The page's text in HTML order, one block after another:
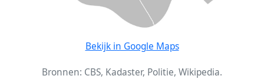
Bekijk in Google Maps
Bronnen: CBS, Kadaster, Politie, Wikipedia.